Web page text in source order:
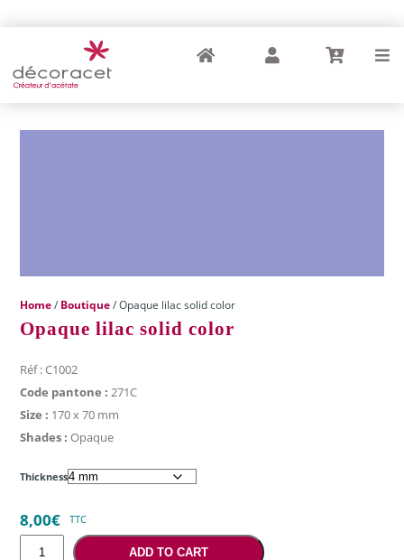
Home/ Boutique/ Opaque lilac solid color
Opaque lilac solid color
Réf : C1002
Code pantone :271C
Size : 170 x 70 mm
Shades :Opaque
Thickness
8,00€
TTC
ADD TO CART